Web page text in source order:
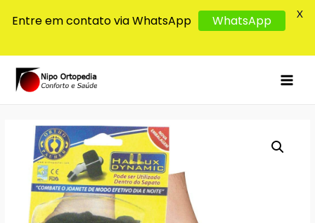
Entre em contato via WhatsApp WhatsApp X